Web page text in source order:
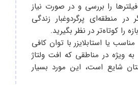
را بررسی و در صورت نیاز
در منطقه‌ای پرگردوغبار زندگی
را کوتاه‌تر در نظر بگیرید.
یا استابلایزر با توان کافی
به‌ ویژه در مناطقی که افت ولتاژ
شایع است، این مورد بسیار